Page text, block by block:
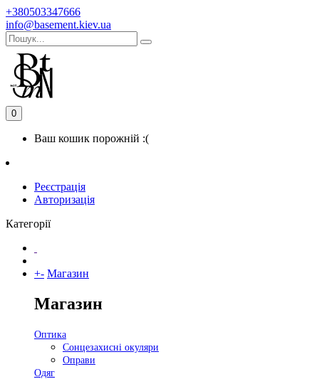
+380503347666
info@basement.kiev.ua
0
Ваш кошик порожній :(
Реєстрація
Авторизація
Категорії
+- Магазин
Магазин
Оптика
Сонцезахисні окуляри
Оправи
Одяг